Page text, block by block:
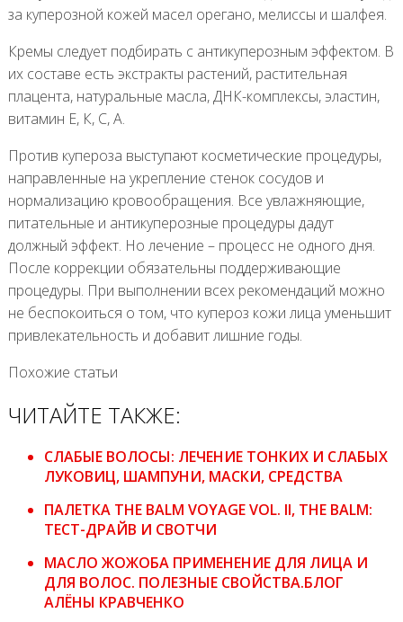
за куперозной кожей масел орегано, мелиссы и шалфея.
Кремы следует подбирать с антикуперозным эффектом. В
их составе есть экстракты растений, растительная
плацента, натуральные масла, ДНК-комплексы, эластин,
витамин Е, К, С, А.
Против купероза выступают косметические процедуры,
направленные на укрепление стенок сосудов и
нормализацию кровообращения. Все увлажняющие,
питательные и антикуперозные процедуры дадут
должный эффект. Но лечение – процесс не одного дня.
После коррекции обязательны поддерживающие
процедуры. При выполнении всех рекомендаций можно
не беспокоиться о том, что купероз кожи лица уменьшит
привлекательность и добавит лишние годы.
Похожие статьи
ЧИТАЙТЕ ТАКЖЕ:
СЛАБЫЕ ВОЛОСЫ: ЛЕЧЕНИЕ ТОНКИХ И СЛАБЫХ
ЛУКОВИЦ, ШАМПУНИ, МАСКИ, СРЕДСТВА
ПАЛЕТКА THE BALM VOYAGE VOL. II, THE BALM:
ТЕСТ-ДРАЙВ И СВОТЧИ
МАСЛО ЖОЖОБА ПРИМЕНЕНИЕ ДЛЯ ЛИЦА И
ДЛЯ ВОЛОС. ПОЛЕЗНЫЕ СВОЙСТВА.БЛОГ
АЛЁНЫ КРАВЧЕНКО